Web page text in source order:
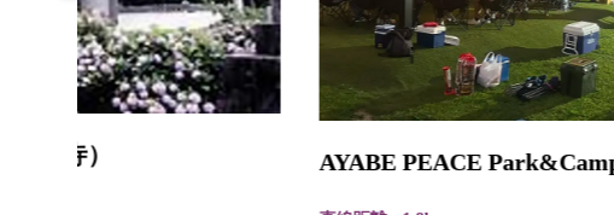
AYABE PEACE Park&Camp